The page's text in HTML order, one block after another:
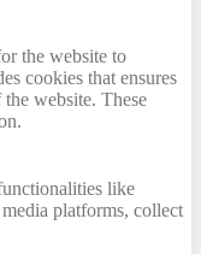
the website to
cookies that ensures
website. These
like
platforms, collect